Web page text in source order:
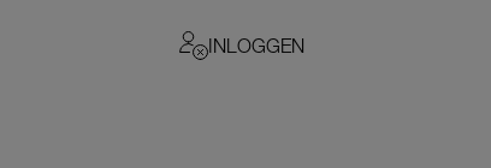
INLOGGEN